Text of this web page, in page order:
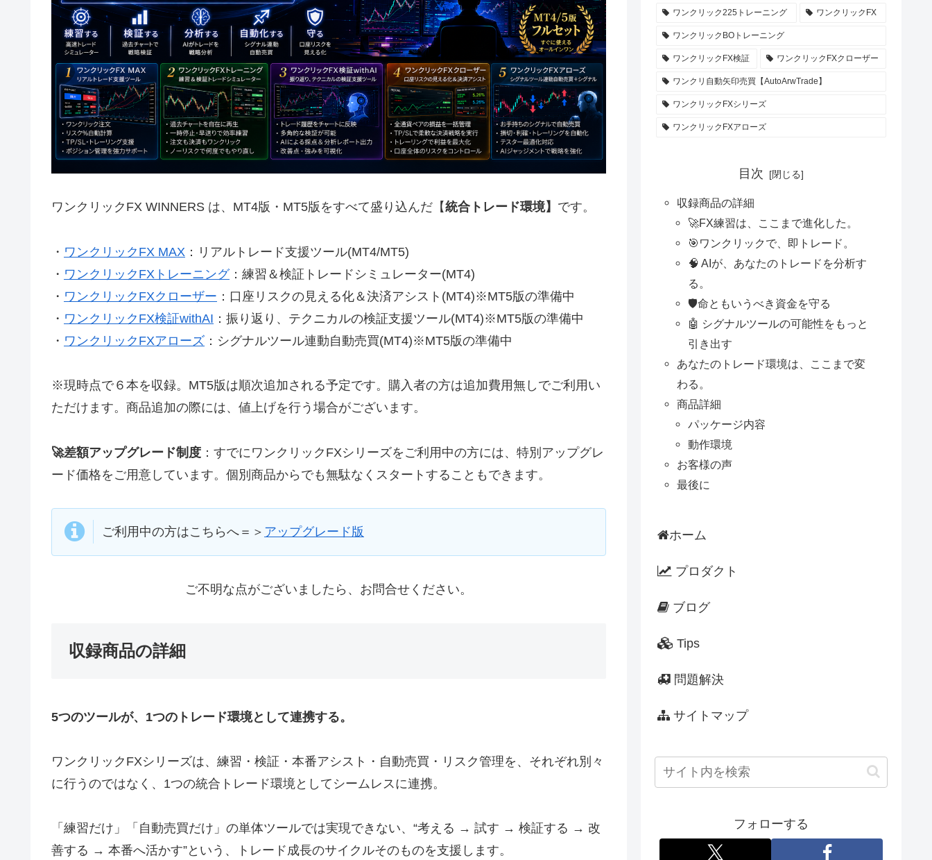
ワンクリックFX WINNERS は、MT4版・MT5版をすべて盛り込んだ【統合トレード環境】 です。
・ ワンクリックFX MAX ：リアルトレード支援ツール(MT4/MT5)
・ ワンクリックFXトレーニング：練習＆検証トレードシミュレーター(MT4)
・ ワンクリックFXクローザー ：口座リスクの見える化＆決済アシスト(MT4)※MT5版の準備中
・ ワンクリックFX検証withAI ：振り返り、テクニカルの検証支援ツール(MT4)※MT5版の準備中
・ ワンクリックFXアローズ ：シグナルツール連動自動売買(MT4)※MT5版の準備中
※現時点で６本を収録。MT5版は順次追加される予定です。購入者の方は追加費用無しでご利用い
ただけます。商品追加の際には、値上げを行う場合がございます。
🚀差額アップグレード制度 ：すでにワンクリックFXシリーズをご利用中の方には、特別アップグレ
ード価格をご用意しています。個別商品からでも無駄なくスタートすることもできます。
ご利用中の方はこちらへ＝＞ アップグレード版
ご不明な点がございましたら、お問合せください。
収録商品の詳細
5つのツールが、1つのトレード環境として連携する。
ワンクリックFXシリーズは、練習・検証・本番アシスト・自動売買・リスク管理を、それぞれ別々
に行うのではなく、1つの統合トレード環境としてシームレスに連携。
「練習だけ」「自動売買だけ」の単体ツールでは実現できない、“考える → 試す → 検証する → 改
善する → 本番へ活かす”という、トレード成長のサイクルそのものを支援します。
ワンクリック225トレーニング ワンクリックFX
ワンクリックBOトレーニング
ワンクリックFX検証 ワンクリックFXクローザー
ワンクリ自動矢印売買【AutoArwTrade】
ワンクリックFXシリーズ
ワンクリックFXアローズ
目次
収録商品の詳細
🚀FX練習は、ここまで進化した。
🎯ワンクリックで、即トレード。
🧠 AIが、あなたのトレードを分析す
る。
🛡️命ともいうべき資金を守る
🤖 シグナルツールの可能性をもっと
引き出す
あなたのトレード環境は、ここまで変
わる。
商品詳細
パッケージ内容
動作環境
お客様の声
最後に
ホーム
プロダクト
ブログ
Tips
問題解決
サイトマップ
フォローする